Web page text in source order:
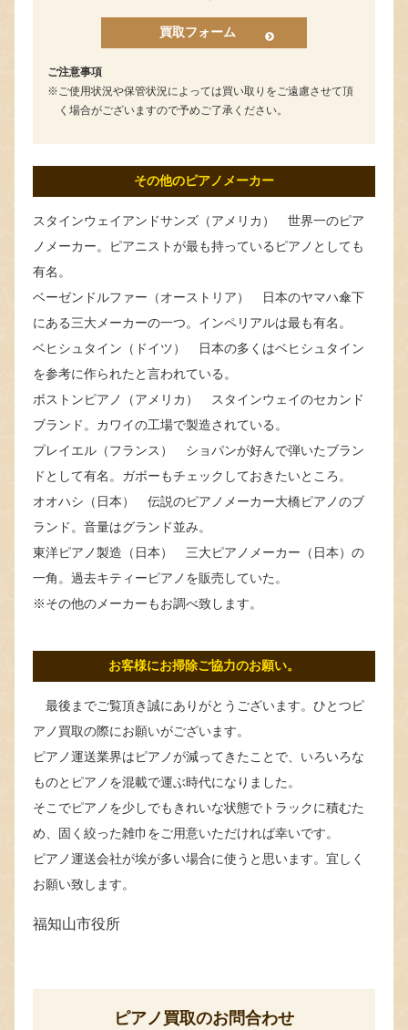
買取フォーム
ご注意事項
ご使用状況や保管状況によっては買い取りをご遠慮させて頂
く場合がございますので予めご了承ください。
その他のピアノメーカー
スタインウェイアンドサンズ（アメリカ） 世界一のピア
ノメーカー。ピアニストが最も持っているピアノとしても
有名。
ベーゼンドルファー（オーストリア） 日本のヤマハ傘下
にある三大メーカーの一つ。インペリアルは最も有名。
ベヒシュタイン（ドイツ） 日本の多くはベヒシュタイン
を参考に作られたと言われている。
ボストンピアノ（アメリカ） スタインウェイのセカンド
ブランド。カワイの工場で製造されている。
プレイエル（フランス） ショパンが好んで弾いたブラン
ドとして有名。ガボーもチェックしておきたいところ。
オオハシ（日本） 伝説のピアノメーカー大橋ピアノのブ
ランド。音量はグランド並み。
東洋ピアノ製造（日本） 三大ピアノメーカー（日本）の
一角。過去キティーピアノを販売していた。
※その他のメーカーもお調べ致します。
お客様にお掃除ご協力のお願い。
最後までご覧頂き誠にありがとうございます。ひとつピ
アノ買取の際にお願いがございます。
ピアノ運送業界はピアノが減ってきたことで、いろいろな
ものとピアノを混載で運ぶ時代になりました。
そこでピアノを少しでもきれいな状態でトラックに積むた
め、固く絞った雑巾をご用意いただければ幸いです。
ピアノ運送会社が埃が多い場合に使うと思います。宜しく
お願い致します。
福知山市役所
ピアノ買取のお問合わせ